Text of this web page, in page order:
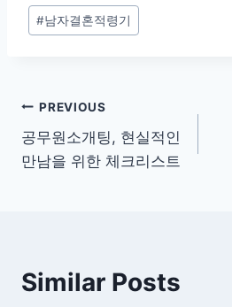
Post
Tags:
#남자결혼적령기
글
탐
PREVIOUS
공무원소개팅, 현실적인
만남을 위한 체크리스트
Similar Posts